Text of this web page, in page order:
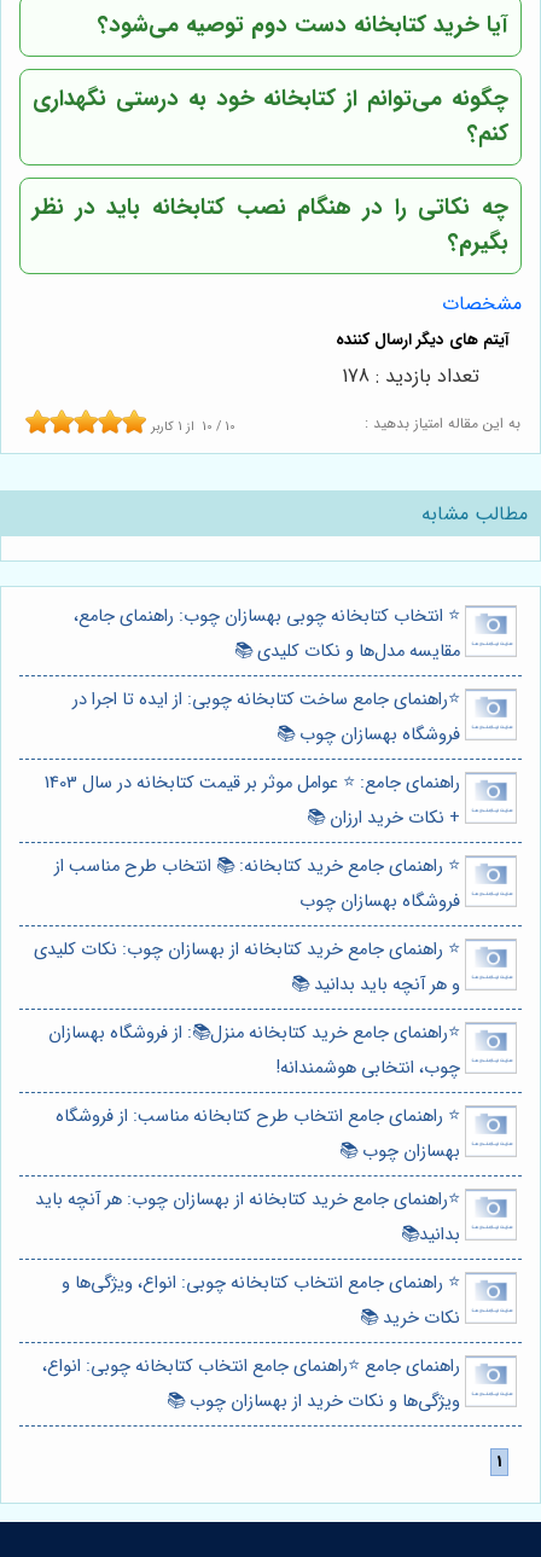
آیا خرید کتابخانه دست دوم توصیه می‌شود؟
چگونه می‌توانم از کتابخانه خود به درستی نگهداری
کنم؟
چه نکاتی را در هنگام نصب کتابخانه باید در نظر
بگیرم؟
مشخصات
به این مقاله امتیاز بدهید : 10 / 10 از 1 کاربر
تعداد بازدید : 178
مطالب مشابه
⭐️ انتخاب کتابخانه چوبی بهسازان چوب: راهنمای جامع،
مقایسه مدل‌ها و نکات کلیدی 📚
⭐️راهنمای جامع ساخت کتابخانه چوبی: از ایده تا اجرا در
فروشگاه بهسازان چوب 📚
راهنمای جامع: ⭐️ عوامل موثر بر قیمت کتابخانه در سال 1403
+ نکات خرید ارزان 📚
⭐️ راهنمای جامع خرید کتابخانه: 📚 انتخاب طرح مناسب از
فروشگاه بهسازان چوب
⭐️ راهنمای جامع خرید کتابخانه از بهسازان چوب: نکات کلیدی
و هر آنچه باید بدانید 📚
⭐️راهنمای جامع خرید کتابخانه منزل📚: از فروشگاه بهسازان
چوب، انتخابی هوشمندانه!
⭐️ راهنمای جامع انتخاب طرح کتابخانه مناسب: از فروشگاه
بهسازان چوب 📚
⭐️راهنمای جامع خرید کتابخانه از بهسازان چوب: هر آنچه باید
بدانید📚
⭐️ راهنمای جامع انتخاب کتابخانه چوبی: انواع، ویژگی‌ها و
نکات خرید 📚
راهنمای جامع ⭐️راهنمای جامع انتخاب کتابخانه چوبی: انواع،
ویژگی‌ها و نکات خرید از بهسازان چوب 📚